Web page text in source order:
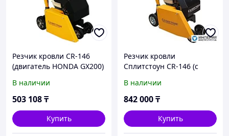
Резчик кровли CR-146
(двигатель HONDA GX200)
В наличии
503 108₸
Купить
Резчик кровли
Сплитстоун CR-146 (с
R-146+ОД6.12-01 (МЗ) (Q)
В наличии
842 000₸
Купить